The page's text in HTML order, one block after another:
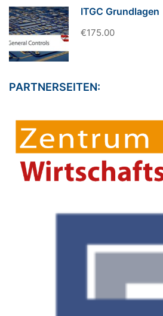
ITGC Grundlagen
€175.00
PARTNERSEITEN: